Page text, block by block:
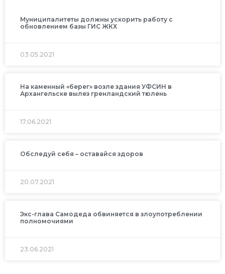
Муниципалитеты должны ускорить работу с
обновлением базы ГИС ЖКХ
03.05.2021
На каменный «берег» возле здания УФСИН в
Архангельске вылез гренландский тюлень
17.06.2021
Обследуй себя – оставайся здоров
20.07.2021
Экс-глава Самодеда обвиняется в злоупотреблении
полномочиями
23.06.2021